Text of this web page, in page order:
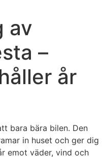
av
–
år
bara bära bilen. Den
in huset och ger dig
emot väder, vind och